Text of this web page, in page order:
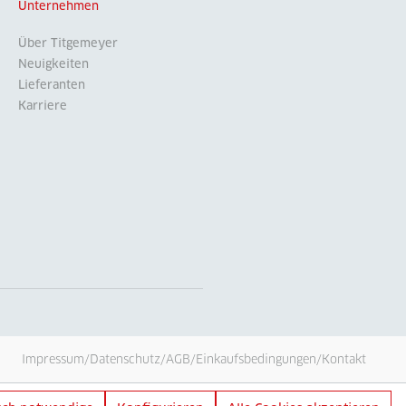
Unternehmen
Über Titgemeyer
Neuigkeiten
Lieferanten
Karriere
Impressum/Datenschutz/AGB/Einkaufsbedingungen/Kontakt